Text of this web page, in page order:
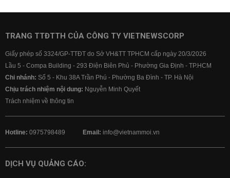
TRANG TTĐTTH CỦA CÔNG TY VIETNEWSCORP
Giấy phép số 3324/GP-TTĐT do Sở VH&TT TPHCM cấp ngày 20/3/2026
Lầu 5 - Compa Building - 293 Điện Biên Phủ - Phường Gia Định - TP.HCM
Chi nhánh: Số 5 - Khu 38A Trần Phú - Phường Ba Đình - TP. Hà Nội
Chịu trách nhiệm nội dung: Nguyễn Minh Quyết
Trách nhiệm về thông tin
Hotline: 0975798489 Email: info@vietnammoi.vn
DỊCH VỤ QUẢNG CÁO: